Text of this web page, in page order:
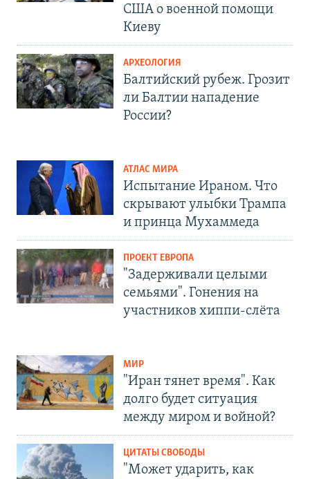
США о военной помощи
Киеву
АРХЕОЛОГИЯ
Балтийский рубеж. Грозит
ли Балтии нападение
России?
АТЛАС МИРА
Испытание Ираном. Что
скрывают улыбки Трампа
и принца Мухаммеда
ПРОЕКТ ЕВРОПА
"Задерживали целыми
семьями". Гонения на
участников хиппи-слёта
МИР
"Иран тянет время". Как
долго будет ситуация
между миром и войной?
ЦИТАТЫ СВОБОДЫ
"Может ударить, как